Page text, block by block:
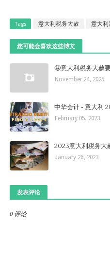
Tags 意大利税务大赦 意大利
您可能会喜欢这些博文
😬意大利税务大赦
November 24, 2025
中华会计 - 意大利
February 05, 2023
2023意大利税务大
January 26, 2023
发表评论
0 评论